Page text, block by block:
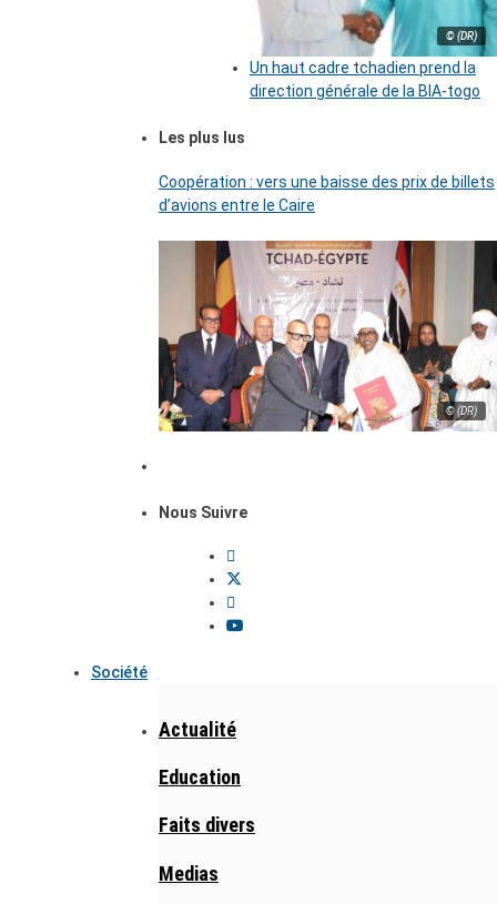
© (DR)
Un haut cadre tchadien prend la
direction générale de la BIA-togo
Les plus lus
Coopération : vers une baisse des prix de billets
d’avions entre le Caire
© (DR)
Nous Suivre
Société
Actualité
Education
Faits divers
Medias